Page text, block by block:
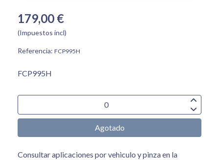
179,00 €
(Impuestos incl)
Referencia: FCP995H
FCP995H
Agotado
Consultar aplicaciones por vehiculo y pinza en la